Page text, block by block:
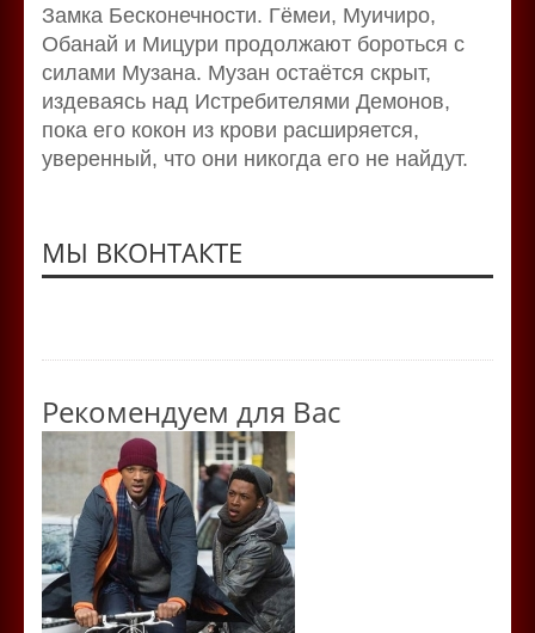
Замка Бесконечности. Гёмеи, Муичиро,
Обанай и Мицури продолжают бороться с
силами Музана. Музан остаётся скрыт,
издеваясь над Истребителями Демонов,
пока его кокон из крови расширяется,
уверенный, что они никогда его не найдут.
МЫ ВКОНТАКТЕ
Рекомендуем для Вас